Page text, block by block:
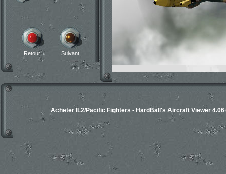
Retour Suivant
Acheter IL2/Pacific Fighters - HardBall's Aircraft Viewer